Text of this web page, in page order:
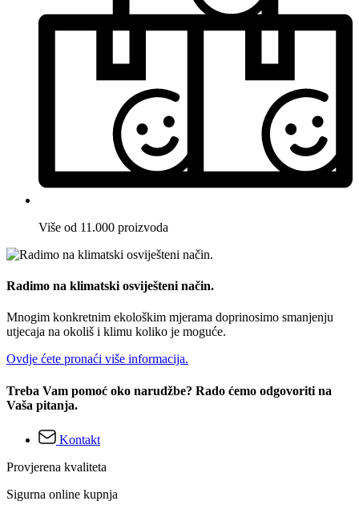
Više od 11.000 proizvoda
Radimo na klimatski osviješteni način.
Mnogim konkretnim ekološkim mjerama doprinosimo smanjenju
utjecaja na okoliš i klimu koliko je moguće.
Ovdje ćete pronaći više informacija.
Treba Vam pomoć oko narudžbe? Rado ćemo odgovoriti na
Vaša pitanja.
Kontakt
Provjerena kvaliteta
Sigurna online kupnja